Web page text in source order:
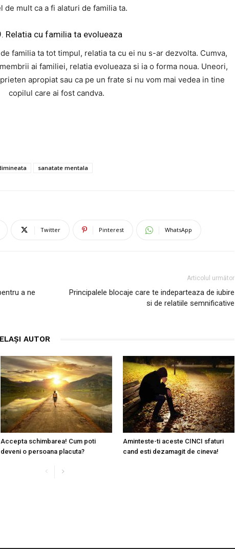
de mult ca a fi alaturi de familia ta.
Relatia cu familia ta evolueaza
familia ta tot timpul, relatia ta cu ei nu s-ar dezvolta. Cumva,
ai familiei, relatia evolueaza si ia o forma noua. Uneori,
apropiat sau ca pe un frate si nu vom mai vedea in tine
copilul care ai fost candva.
sanatate mentala
Twitter Pinterest WhatsApp
a ne
Articolul următor
Principalele blocaje care te indeparteaza de iubire
si de relatiile semnificative
AUTOR
Accepta schimbarea! Cum poti
deveni o persoana placuta?
Aminteste-ti aceste CINCI sfaturi
cand esti dezamagit de cineva!